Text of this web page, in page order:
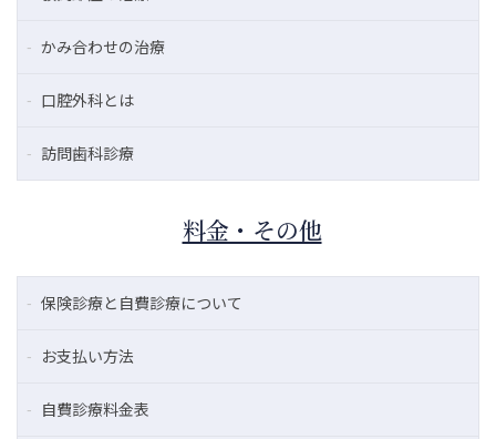
かみ合わせの治療
口腔外科とは
訪問歯科診療
料金・その他
保険診療と自費診療について
お支払い方法
自費診療料金表